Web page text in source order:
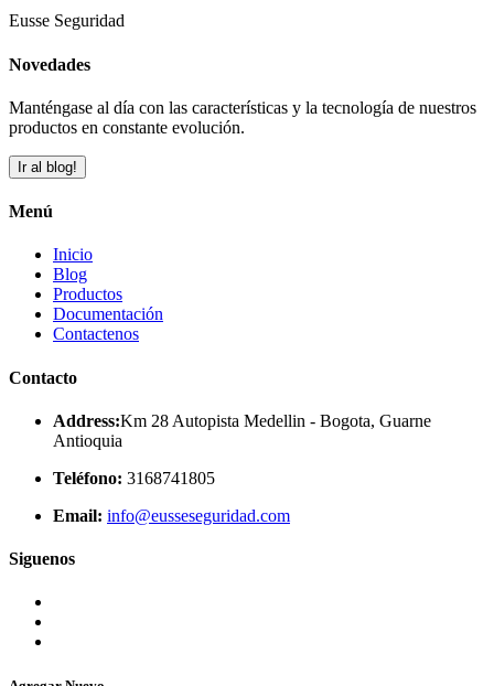
Eusse Seguridad
Novedades
Manténgase al día con las características y la tecnología de nuestros
productos en constante evolución.
Ir al blog!
Menú
Inicio
Blog
Productos
Documentación
Contactenos
Contacto
Address:Km 28 Autopista Medellin - Bogota, Guarne
Antioquia
Teléfono: 3168741805
Email: info@eusseseguridad.com
Siguenos